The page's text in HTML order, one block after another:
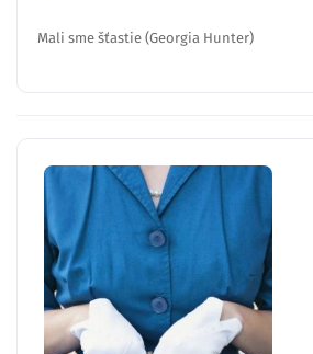
Mali sme šťastie (Georgia Hunter)